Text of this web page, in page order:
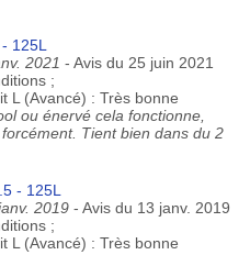
125L
2021 - Avis du 25 juin 2021
;
L (Avancé) : Très bonne
ou énervé cela fonctionne,
Tient bien dans du 2
- 125L
2019 - Avis du 13 janv. 2019
;
L (Avancé) : Très bonne